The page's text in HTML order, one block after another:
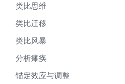
类比思维
类比迁移
类比风暴
分析瘫痪
锚定效应与调整